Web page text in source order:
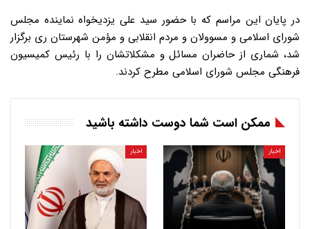
در پایان این مراسم که با حضور سید علی یزدیخواه نماینده مجلس
شورای اسلامی و مسوولان و مردم انقلابی و مؤمن شهرستان ری برگزار
شد، شماری از حاضران مسائل و مشکلاتشان را با رئیس کمیسیون
فرهنگی مجلس شورای اسلامی مطرح کردند.
ممکن است شما دوست داشته باشید
اخبار اخبار